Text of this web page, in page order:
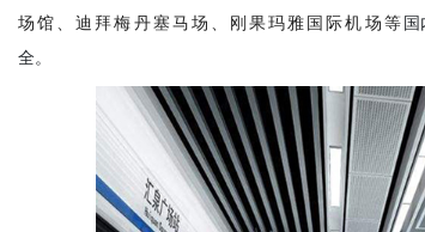
场馆、迪拜梅丹塞马场、刚果玛雅国际机场等
全。